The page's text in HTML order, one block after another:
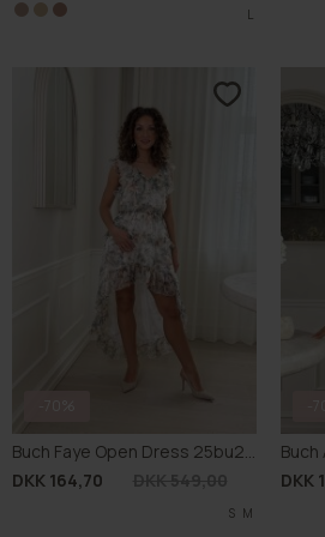
LXLM
Buch Faye Open Dress 25bu299
DKK 164,70
S M
DKK